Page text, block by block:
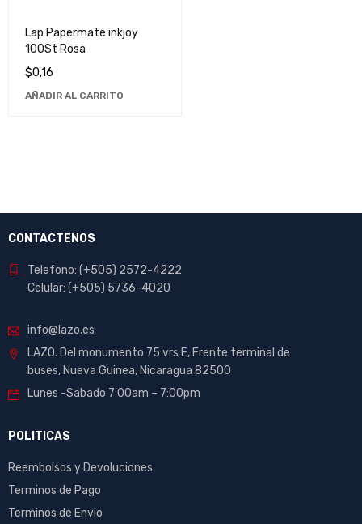
Lap Papermate inkjoy
100St Rosa
$0,16
AÑADIR AL CARRITO
CONTACTENOS
Telefono: (+505) 2572-4222
Celular: (+505) 5736-4020
info@lazo.es
LAZO. Del monumento 75 vrs E, Frente terminal de
buses, Nueva Guinea, Nicaragua 82500
Lunes -Sabado 7:00am – 7:00pm
POLITICAS
Reembolsos y Devoluciones
Terminos de Pago
Terminos de Envio